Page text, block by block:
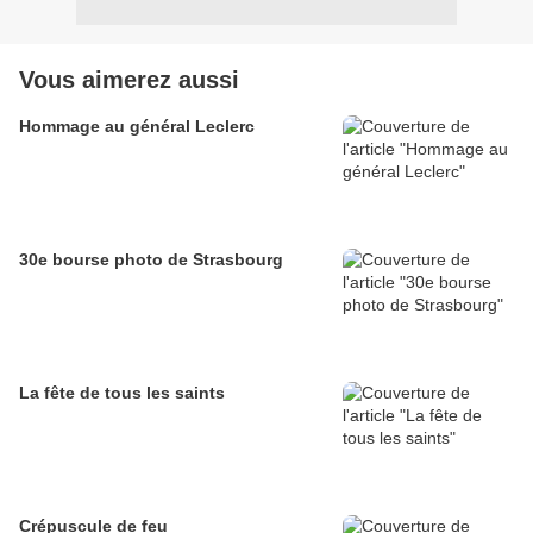
Vous aimerez aussi
Hommage au général Leclerc
30e bourse photo de Strasbourg
La fête de tous les saints
Crépuscule de feu